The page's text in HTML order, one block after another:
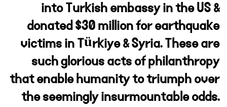
into Turkish embassy in the US &
donated $30 million for earthquake
victims in Türkiye & Syria. These are
such glorious acts of philanthropy
that enable humanity to triumph over
the seemingly insurmountable odds.